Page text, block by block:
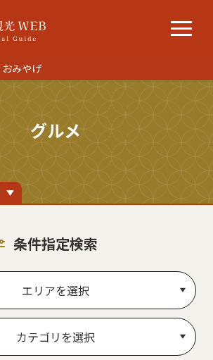
みやげ
グルメ
条件指定検索
エリアを選択
カテゴリを選択